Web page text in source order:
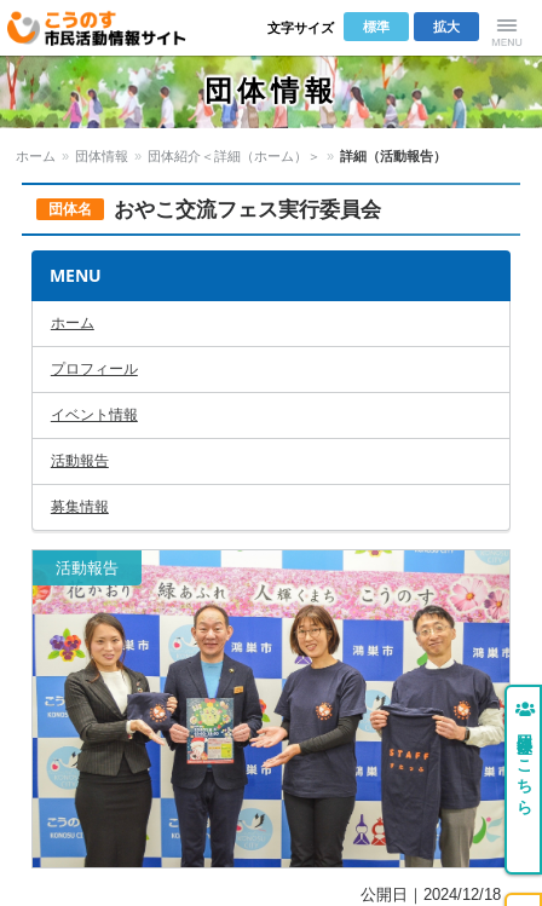
こうのす市
民活動情報サ
イト
Menu
拡大
標準
文字サイズ
団体情報
ホーム » 団体情報 » 団体紹介＜詳細（ホーム）＞ » 詳細（活動報告）
団体名 おやこ交流フェス実行委員会
MENU
ホーム
プロフィール
イベント情報
活動報告
募集情報
活動報告
公開日｜2024/12/18
団体登録はこちら